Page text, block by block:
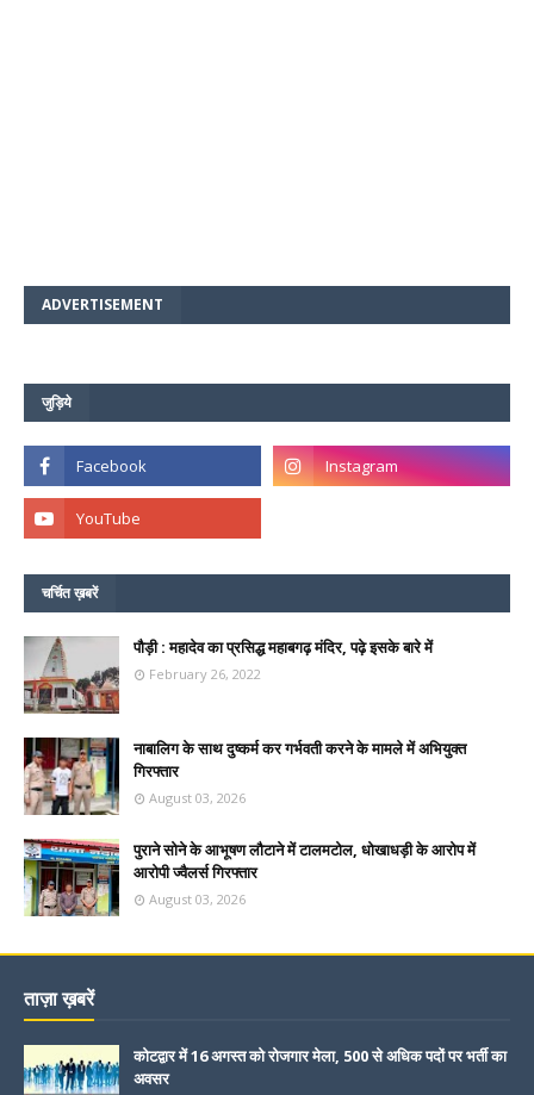
ADVERTISEMENT
जुड़िये
चर्चित ख़बरें
पौड़ी : महादेव का प्रसिद्ध महाबगढ़ मंदिर, पढ़े इसके बारे में
February 26, 2022
नाबालिग के साथ दुष्कर्म कर गर्भवती करने के मामले में अभियुक्त
गिरफ्तार
August 03, 2026
पुराने सोने के आभूषण लौटाने में टालमटोल, धोखाधड़ी के आरोप में
आरोपी ज्वैलर्स गिरफ्तार
August 03, 2026
ताज़ा ख़बरें
कोटद्वार में 16 अगस्त को रोजगार मेला, 500 से अधिक पदों पर भर्ती का
अवसर